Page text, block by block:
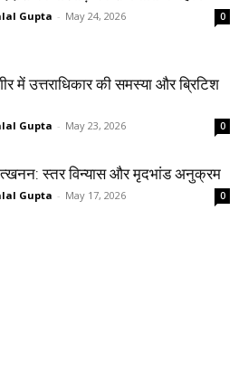
Gupta - May 24, 2026 0
में उत्तराधिकार की समस्या और ब्रिटिश
Gupta - May 23, 2026 0
स्तर विन्यास और मृदभांड अनुक्रम
Gupta - May 17, 2026 0